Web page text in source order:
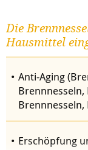
Die
Hausmittel
Anti-Aging
Erschöpfung